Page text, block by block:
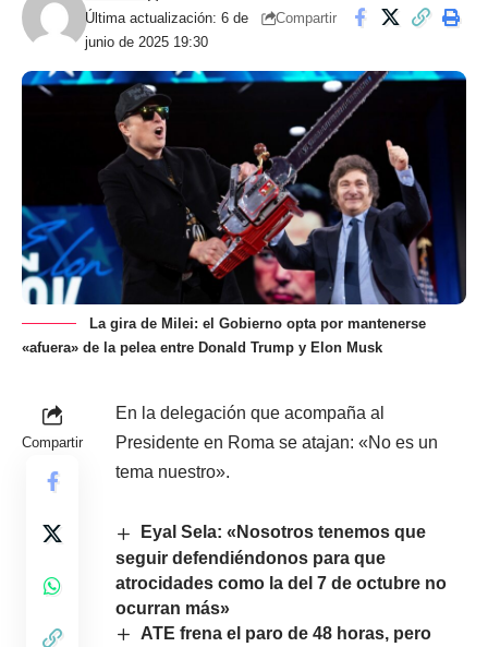
Última actualización: 6 de
junio de 2025 19:30
Compartir
La gira de Milei: el Gobierno opta por mantenerse
«afuera» de la pelea entre Donald Trump y Elon Musk
Compartir
En la delegación que acompaña al
Presidente en Roma se atajan: «No es un
tema nuestro».
Eyal Sela: «Nosotros tenemos que
seguir defendiéndonos para que
atrocidades como la del 7 de octubre no
ocurran más»
ATE frena el paro de 48 horas, pero